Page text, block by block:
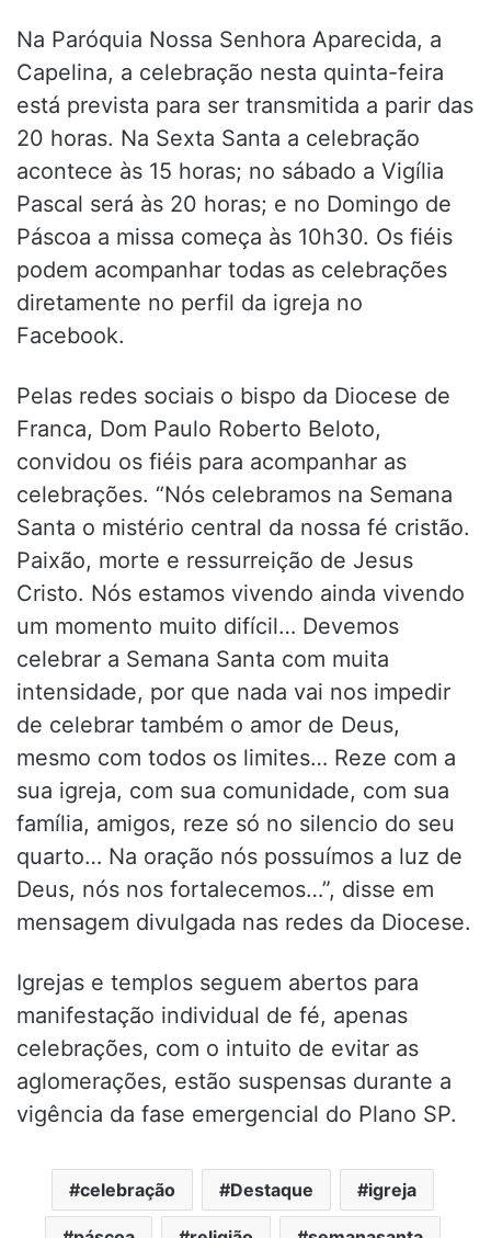
Na Paróquia Nossa Senhora Aparecida, a
Capelina, a celebração nesta quinta-feira
está prevista para ser transmitida a parir das
20 horas. Na Sexta Santa a celebração
acontece às 15 horas; no sábado a Vigília
Pascal será às 20 horas; e no Domingo de
Páscoa a missa começa às 10h30. Os fiéis
podem acompanhar todas as celebrações
diretamente no perfil da igreja no
Facebook.
Pelas redes sociais o bispo da Diocese de
Franca, Dom Paulo Roberto Beloto,
convidou os fiéis para acompanhar as
celebrações. “Nós celebramos na Semana
Santa o mistério central da nossa fé cristão.
Paixão, morte e ressurreição de Jesus
Cristo. Nós estamos vivendo ainda vivendo
um momento muito difícil… Devemos
celebrar a Semana Santa com muita
intensidade, por que nada vai nos impedir
de celebrar também o amor de Deus,
mesmo com todos os limites… Reze com a
sua igreja, com sua comunidade, com sua
família, amigos, reze só no silencio do seu
quarto… Na oração nós possuímos a luz de
Deus, nós nos fortalecemos…”, disse em
mensagem divulgada nas redes da Diocese.
Igrejas e templos seguem abertos para
manifestação individual de fé, apenas
celebrações, com o intuito de evitar as
aglomerações, estão suspensas durante a
vigência da fase emergencial do Plano SP.
celebração Destaque igreja